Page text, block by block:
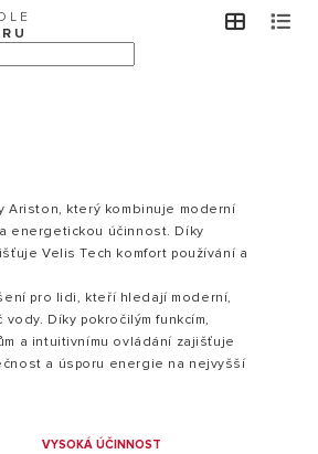
Ariston, který kombinuje moderní
energetickou účinnost. Díky
Velis Tech komfort používání a
pro lidi, kteří hledají moderní,
Díky pokročilým funkcím,
a intuitivnímu ovládání zajišťuje
a úsporu energie na nejvyšší
VYSOKÁ ÚČINNOST